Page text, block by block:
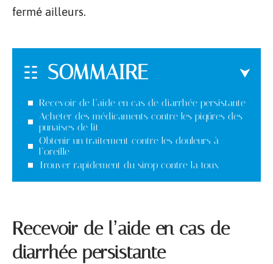
fermé ailleurs.
SOMMAIRE
Recevoir de l’aide en cas de diarrhée persistante
Acheter des médicaments contre les piqûres des
punaises de lit
Obtenir un traitement contre les douleurs à
l’oreille
Trouver rapidement du sirop contre la toux
Recevoir de l’aide en cas de
diarrhée persistante